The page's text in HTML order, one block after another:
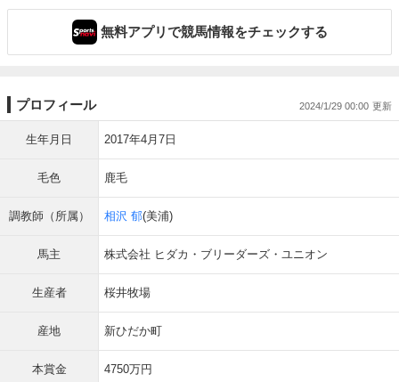
無料アプリで競馬情報をチェックする
プロフィール 2024/1/29 00:00
生年月日 2017年4月7日
毛色 鹿毛
調教師（所属） 相沢 郁(美浦)
馬主 株式会社 ヒダカ・ブリーダーズ・ユニオン
生産者 桜井牧場
産地 新ひだか町
本賞金 4750万円